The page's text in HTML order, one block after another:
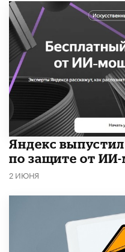
​Яндекс
по защите от
2 ИЮНЯ